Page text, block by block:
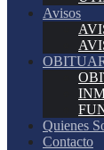
Avisos
Quienes
Contacto